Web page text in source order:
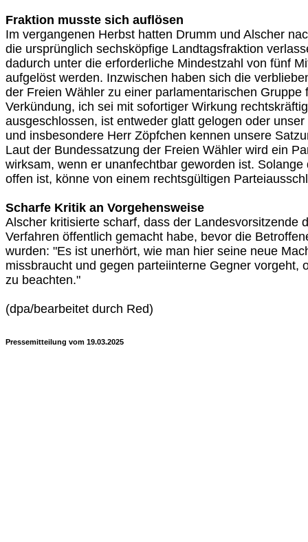
Fraktion musste sich auflösen
Im vergangenen Herbst hatten Drumm und Alscher
die ursprünglich sechsköpfige Landtagsfraktion
dadurch unter die erforderliche Mindestzahl von fünf
aufgelöst werden. Inzwischen haben sich die
der Freien Wähler zu einer parlamentarischen Gruppe
Verkündung, ich sei mit sofortiger Wirkung
ausgeschlossen, ist entweder glatt gelogen oder
und insbesondere Herr Zöpfchen kennen unsere
Laut der Bundessatzung der Freien Wähler wird ein
wirksam, wenn er unanfechtbar geworden ist.
offen ist, könne von einem rechtsgültigen
Scharfe Kritik an Vorgehensweise
Alscher kritisierte scharf, dass der Landesvorsitzende
Verfahren öffentlich gemacht habe, bevor die
wurden: "Es ist unerhört, wie man hier seine neue
missbraucht und gegen parteiinterne Gegner vorgeht,
zu beachten."
(dpa/bearbeitet durch Red)
Pressemitteilung vom 19.03.2025